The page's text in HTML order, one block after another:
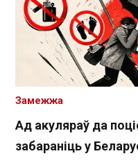
Ад акуляраў да
забараніць у
Замежжа